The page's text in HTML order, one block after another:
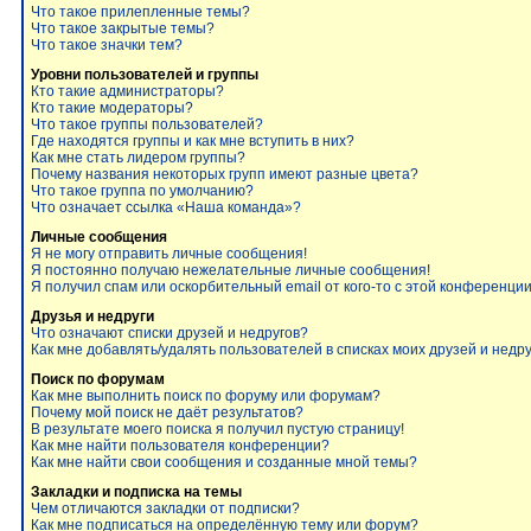
Что такое прилепленные темы?
Что такое закрытые темы?
Что такое значки тем?
Уровни пользователей и группы
Кто такие администраторы?
Кто такие модераторы?
Что такое группы пользователей?
Где находятся группы и как мне вступить в них?
Как мне стать лидером группы?
Почему названия некоторых групп имеют разные цвета?
Что такое группа по умолчанию?
Что означает ссылка «Наша команда»?
Личные сообщения
Я не могу отправить личные сообщения!
Я постоянно получаю нежелательные личные сообщения!
Я получил спам или оскорбительный email от кого-то с этой
Друзья и недруги
Что означают списки друзей и недругов?
Как мне добавлять/удалять пользователей в списках моих друзей и
Поиск по форумам
Как мне выполнить поиск по форуму или форумам?
Почему мой поиск не даёт результатов?
В результате моего поиска я получил пустую страницу!
Как мне найти пользователя конференции?
Как мне найти свои сообщения и созданные мной темы?
Закладки и подписка на темы
Чем отличаются закладки от подписки?
Как мне подписаться на определённую тему или форум?